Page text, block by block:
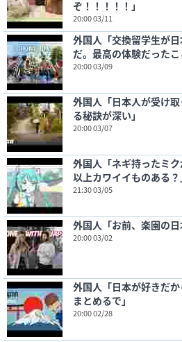
ぞ！！！！！」
20:00 03/11
外国人「交換留学生が
だ。最高の体験だったこ
20:00 03/09
外国人「日本人が受け
る秘訣が深い」
20:00 03/07
外国人「ネギ持ったミ
以上カワイイものある？
21:30 03/05
外国人「お前、楽園の
20:00 03/02
外国人「日本が好きだ
まとめるで」
20:00 02/28